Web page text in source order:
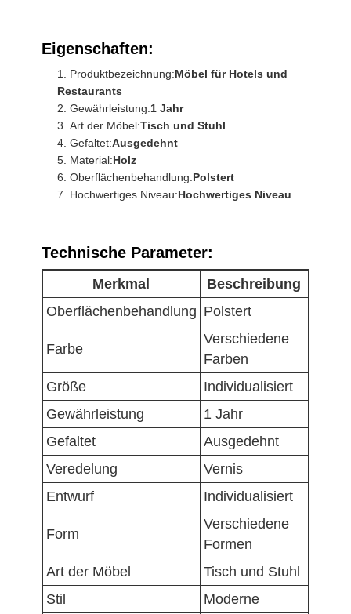
Eigenschaften:
Produktbezeichnung:Möbel für Hotels und
Restaurants
Gewährleistung:1 Jahr
Art der Möbel:Tisch und Stuhl
Gefaltet:Ausgedehnt
Material:Holz
Oberflächenbehandlung:Polstert
Hochwertiges Niveau:Hochwertiges Niveau
Technische Parameter:
Merkmal
Beschreibung
Oberflächenbehandlung Polstert
Farbe
Verschiedene
Farben
Größe
Individualisiert
Gewährleistung
1 Jahr
Gefaltet
Ausgedehnt
Veredelung
Vernis
Entwurf
Individualisiert
Form
Verschiedene
Formen
Art der Möbel
Tisch und Stuhl
Stil
Moderne